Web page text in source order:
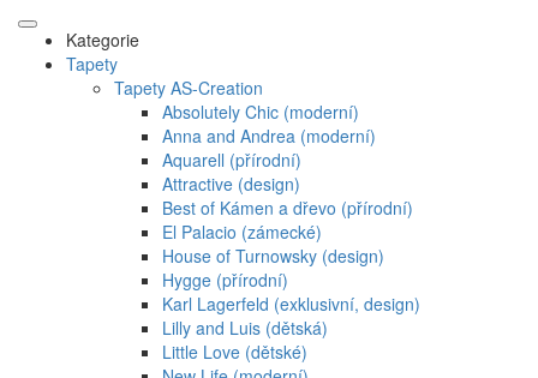
Kategorie
Tapety
Tapety AS-Creation
Absolutely Chic (moderní)
Anna and Andrea (moderní)
Aquarell (přírodní)
Attractive (design)
Best of Kámen a dřevo (přírodní)
El Palacio (zámecké)
House of Turnowsky (design)
Hygge (přírodní)
Karl Lagerfeld (exklusivní, design)
Lilly and Luis (dětská)
Little Love (dětské)